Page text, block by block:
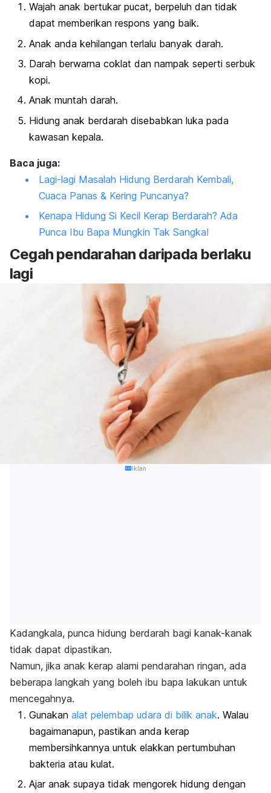
Wajah anak bertukar pucat, berpeluh dan tidak
dapat memberikan respons yang baik.
Anak anda kehilangan terlalu banyak darah.
Darah berwarna coklat dan nampak seperti serbuk
kopi.
Anak muntah darah.
Hidung anak berdarah disebabkan luka pada
kawasan kepala.
Baca juga:
Lagi-lagi Masalah Hidung Berdarah Kembali,
Cuaca Panas & Kering Puncanya?
Kenapa Hidung Si Kecil Kerap Berdarah? Ada
Punca Ibu Bapa Mungkin Tak Sangka!
Cegah pendarahan daripada berlaku
lagi
Iklan
Kadangkala, punca hidung berdarah bagi kanak-kanak
tidak dapat dipastikan.
Namun, jika anak kerap alami pendarahan ringan, ada
beberapa langkah yang boleh ibu bapa lakukan untuk
mencegahnya.
Gunakan alat pelembap udara di bilik anak. Walau
bagaimanapun, pastikan anda kerap
membersihkannya untuk elakkan pertumbuhan
bakteria atau kulat.
Ajar anak supaya tidak mengorek hidung dengan